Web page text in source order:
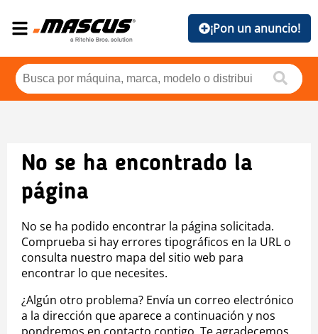
¡Pon un anuncio!
No se ha encontrado la
página
No se ha podido encontrar la página solicitada.
Comprueba si hay errores tipográficos en la URL o
consulta nuestro mapa del sitio web para
encontrar lo que necesites.
¿Algún otro problema? Envía un correo electrónico
a la dirección que aparece a continuación y nos